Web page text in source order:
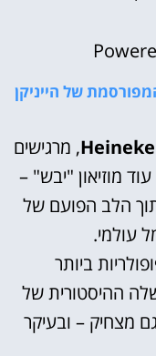
של הייניקן
, מרגישים
מוזיאון "יבש" –
הלב הפועם של
עולמי.
ביותר
ההיסטורית של
גם מצחיק – ובעיקר